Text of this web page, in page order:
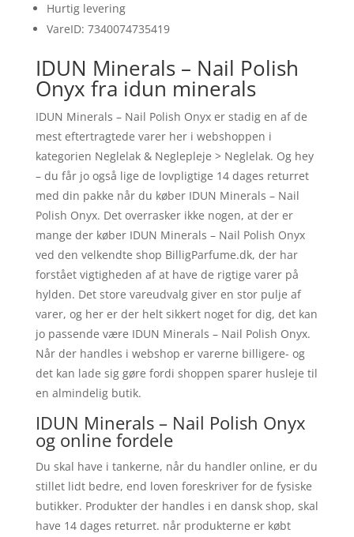
Hurtig levering
VareID: 7340074735419
IDUN Minerals – Nail Polish
Onyx fra idun minerals
IDUN Minerals – Nail Polish Onyx er stadig en af de
mest eftertragtede varer her i webshoppen i
kategorien Neglelak & Neglepleje > Neglelak. Og hey
– du får jo også lige de lovpligtige 14 dages returret
med din pakke når du køber IDUN Minerals – Nail
Polish Onyx. Det overrasker ikke nogen, at der er
mange der køber IDUN Minerals – Nail Polish Onyx
ved den velkendte shop BilligParfume.dk, der har
forstået vigtigheden af at have de rigtige varer på
hylden. Det store vareudvalg giver en stor pulje af
varer, og her er der helt sikkert noget for dig, det kan
jo passende være IDUN Minerals – Nail Polish Onyx.
Når der handles i webshop er varerne billigere- og
det kan lade sig gøre fordi shoppen sparer husleje til
en almindelig butik.
IDUN Minerals – Nail Polish Onyx
og online fordele
Du skal have i tankerne, når du handler online, er du
stillet lidt bedre, end loven foreskriver for de fysiske
butikker. Produkter der handles i en dansk shop, skal
have 14 dages returret. når produkterne er købt